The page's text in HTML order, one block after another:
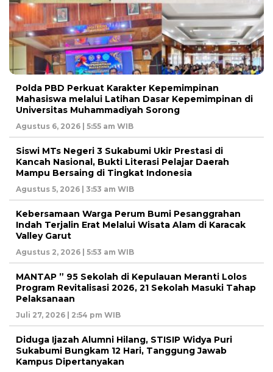
Polda PBD Perkuat Karakter Kepemimpinan
Mahasiswa melalui Latihan Dasar Kepemimpinan di
Universitas Muhammadiyah Sorong
Agustus 6, 2026 | 5:55 am WIB
Siswi MTs Negeri 3 Sukabumi Ukir Prestasi di
Kancah Nasional, Bukti Literasi Pelajar Daerah
Mampu Bersaing di Tingkat Indonesia
Agustus 5, 2026 | 3:53 am WIB
Kebersamaan Warga Perum Bumi Pesanggrahan
Indah Terjalin Erat Melalui Wisata Alam di Karacak
Valley Garut
Agustus 2, 2026 | 5:53 am WIB
MANTAP ” 95 Sekolah di Kepulauan Meranti Lolos
Program Revitalisasi 2026, 21 Sekolah Masuki Tahap
Pelaksanaan
Juli 27, 2026 | 2:54 pm WIB
Diduga Ijazah Alumni Hilang, STISIP Widya Puri
Sukabumi Bungkam 12 Hari, Tanggung Jawab
Kampus Dipertanyakan